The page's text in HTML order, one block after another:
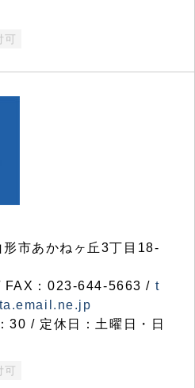
可
市あかねヶ丘3丁目18-
：023-644-5663 / t
30 / 定休日：土曜日・日
可